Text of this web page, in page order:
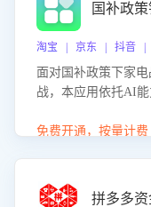
国补政
淘宝 | 京东 | 抖音 |
面对国补政策下家
战，本应用依托AI
购买意向，深度洞察
度、客服转化能力
免费开通，按量计费
拼多多